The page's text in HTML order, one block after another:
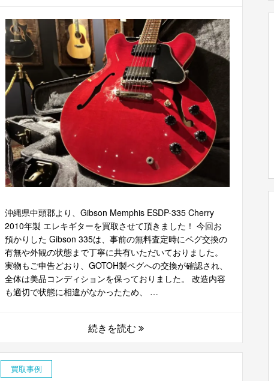
沖縄県中頭郡より、Gibson Memphis ESDP-335 Cherry
2010年製 エレキギターを買取させて頂きました！ 今回お
預かりした Gibson 335は、事前の無料査定時にペグ交換の
有無や外観の状態まで丁寧に共有いただいておりました。
実物もご申告どおり、GOTOH製ペグへの交換が確認され、
全体は美品コンディションを保っておりました。 改造内容
も適切で状態に相違がなかったため、 …
続きを読む
買取事例